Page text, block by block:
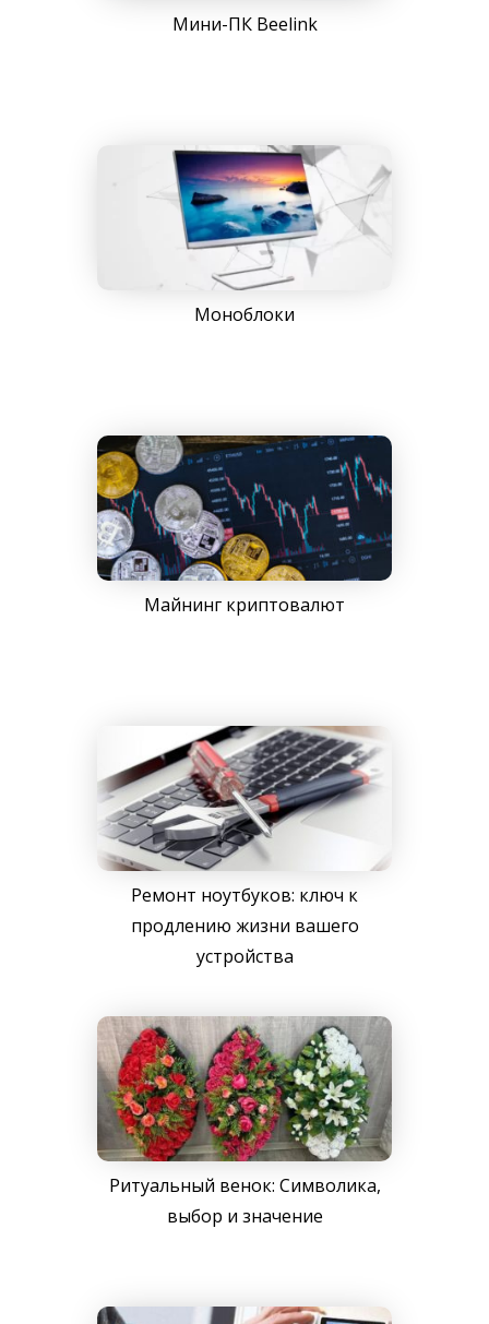
Мини-ПК Beelink
Моноблоки
Майнинг криптовалют
Ремонт ноутбуков: ключ к
продлению жизни вашего
устройства
Ритуальный венок: Символика,
выбор и значение